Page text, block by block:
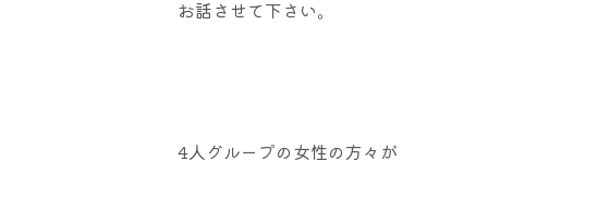
お話させて下さい。
4人グループの女性の方々が